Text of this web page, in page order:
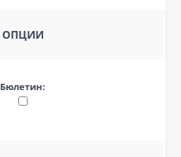
ОПЦИИ
Бюлетин: